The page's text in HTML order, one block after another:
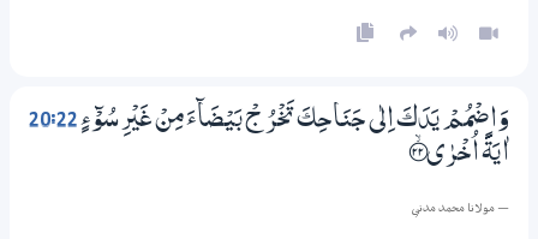
20:22 وَاضْمُمْ يَدَكَ اِلٰى جَنَاحِكَ تَخْرُجْ بَيْضَاۗءَ مِنْ غَيْرِ سُوْۗءٍ
اٰيَةً اُخْرٰى ؀ۙ22
— مولانا محمد مدني